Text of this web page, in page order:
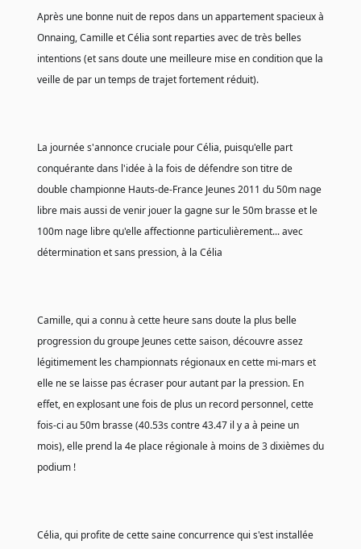
Après une bonne nuit de repos dans un appartement spacieux à
Onnaing, Camille et Célia sont reparties avec de très belles
intentions (et sans doute une meilleure mise en condition que la
veille de par un temps de trajet fortement réduit).
La journée s'annonce cruciale pour Célia, puisqu'elle part
conquérante dans l'idée à la fois de défendre son titre de
double championne Hauts-de-France Jeunes 2011 du 50m nage
libre mais aussi de venir jouer la gagne sur le 50m brasse et le
100m nage libre qu'elle affectionne particulièrement... avec
détermination et sans pression, à la Célia
Camille, qui a connu à cette heure sans doute la plus belle
progression du groupe Jeunes cette saison, découvre assez
légitimement les championnats régionaux en cette mi-mars et
elle ne se laisse pas écraser pour autant par la pression. En
effet, en explosant une fois de plus un record personnel, cette
fois-ci au 50m brasse (40.53s contre 43.47 il y a à peine un
mois), elle prend la 4e place régionale à moins de 3 dixièmes du
podium !
Célia, qui profite de cette saine concurrence qui s'est installée